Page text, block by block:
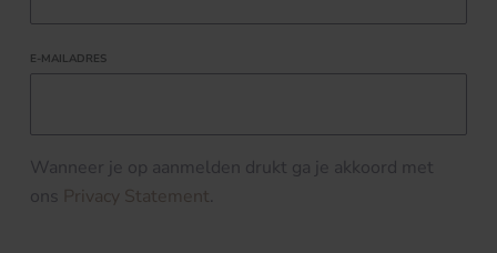
E-MAILADRES
Wanneer je op aanmelden drukt ga je akkoord met
ons Privacy Statement.